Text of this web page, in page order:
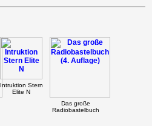
Intruktion Stern
Elite N
Das große
Radiobastelbuch